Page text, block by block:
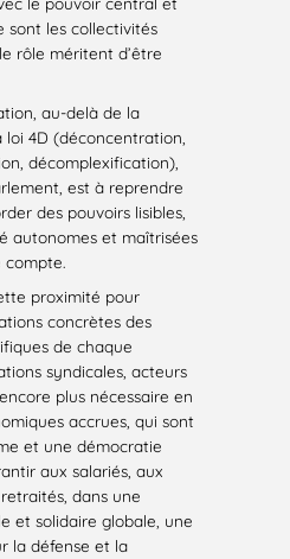
sont les collectivités
rôle méritent d’être
au-delà de la
4D (déconcentration,
décomplexification),
est à reprendre
des pouvoirs lisibles,
autonomes et maîtrisées
compte.
proximité pour
concrètes des
de chaque
syndicales, acteurs
plus nécessaire en
accrues, qui sont
et une démocratie
aux salariés, aux
dans une
et solidaire globale, une
la défense et la